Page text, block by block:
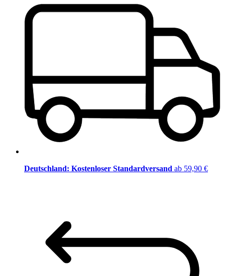
Deutschland: Kostenloser Standardversand ab 59,90 €